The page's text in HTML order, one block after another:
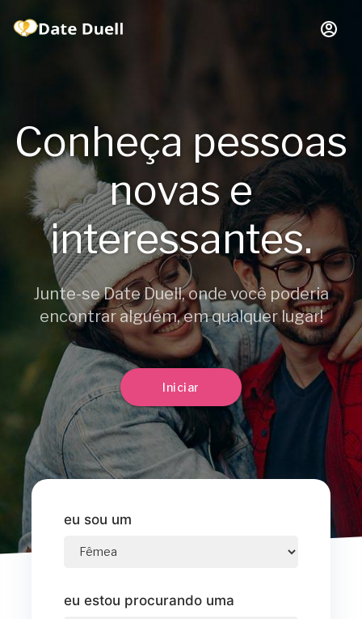
Conheça pessoas
novas e
interessantes.
Junte-se Date Duell, onde você poderia
encontrar alguém, em qualquer lugar!
Iniciar
eu sou um
eu estou procurando uma